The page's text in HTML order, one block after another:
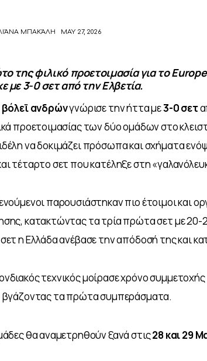
ΜΠΑΚΆΛΗ MAY 27, 2026
της φιλικό προετοιμασία για το
με 3-0 σετ από την Ελβετία.
βόλεϊ ανδρών γνώρισε την ήττα με 3-0 σετ
προετοιμασίας των δύο ομάδων στο
να δοκιμάζει πρόσωπα και σχήματα
τέταρτο σετ που κατέληξε στη
παρουσιάστηκαν πιο έτοιμοι και
κατακτώντας τα τρία πρώτα σετ με 20-
η Ελλάδα ανέβασε την απόδοσή της και
τεχνικός μοίρασε χρόνο
βγάζοντας τα πρώτα συμπεράσματα.
θα αναμετρηθούν ξανά στις 28 και 29